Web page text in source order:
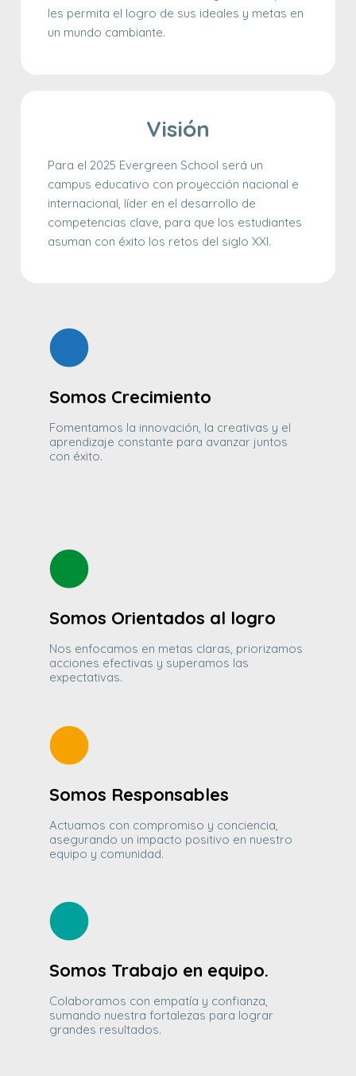
les permita el logro de sus ideales y metas en
un mundo cambiante.
Visión
Para el 2025 Evergreen School será un
campus educativo con proyección nacional e
internacional, líder en el desarrollo de
competencias clave, para que los estudiantes
asuman con éxito los retos del siglo XXI.
Somos Crecimiento
Fomentamos la innovación, la creativas y el
aprendizaje constante para avanzar juntos
con éxito.
Somos Orientados al logro
Nos enfocamos en metas claras, priorizamos
acciones efectivas y superamos las
expectativas.
Somos Responsables
Actuamos con compromiso y conciencia,
asegurando un impacto positivo en nuestro
equipo y comunidad.
Somos Trabajo en equipo.
Colaboramos con empatía y confianza,
sumando nuestra fortalezas para lograr
grandes resultados.